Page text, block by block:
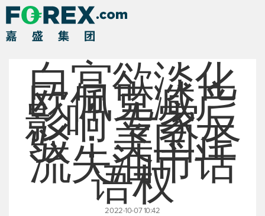
白宫欲淡化
欧佩克减产
影响 专家反
驳：美国正
流失油市话
语权
2022-10-07 10:42